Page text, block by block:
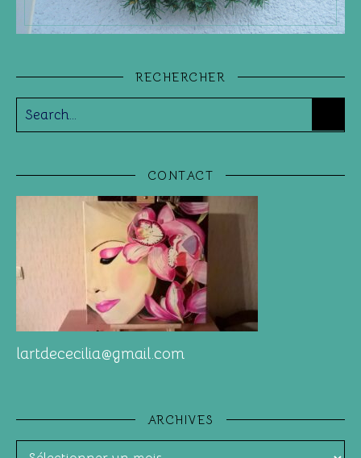
RECHERCHER
CONTACT
lartdececilia@gmail.com
ARCHIVES
Archives